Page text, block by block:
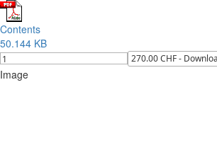
Contents
50.144 KB
Image